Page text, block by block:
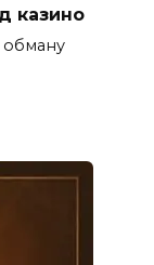
казино
обману